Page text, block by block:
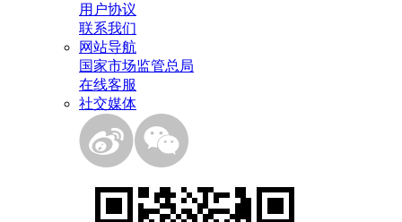
用户协议
联系我们
网站导航
国家市场监管总局
在线客服
社交媒体